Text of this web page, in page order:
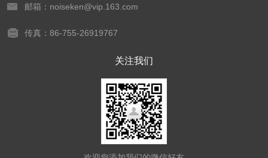
邮箱：noiseken@vip.163.com
传真：86-755-26919767
关注我们